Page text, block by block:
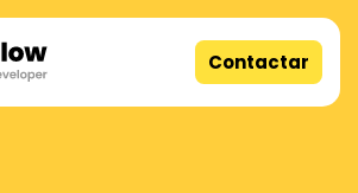
Contactar